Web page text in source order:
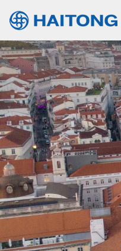
O conteúdo atual não
selecionou.